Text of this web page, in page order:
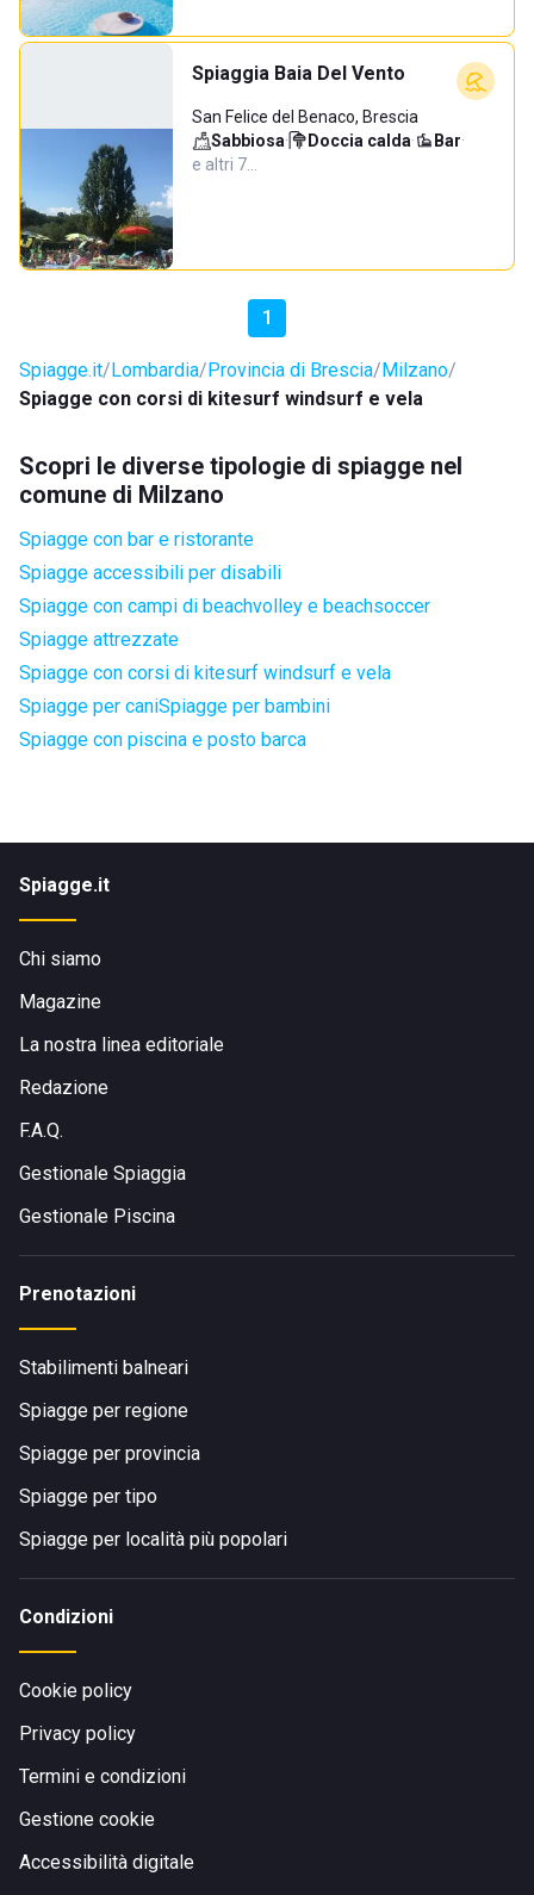
Spiaggia Baia Del Vento
San Felice del Benaco, Brescia
Sabbiosa· Doccia calda· Bar·
e altri 7…
1
Spiagge.it Lombardia Provincia di Brescia Milzano
Spiagge con corsi di kitesurf windsurf e vela
Scopri le diverse tipologie di spiagge nel
comune di Milzano
Spiagge con bar e ristorante
Spiagge accessibili per disabili
Spiagge con campi di beachvolley e beachsoccer
Spiagge attrezzate
Spiagge con corsi di kitesurf windsurf e vela
Spiagge per caniSpiagge per bambini
Spiagge con piscina e posto barca
Spiagge.it
Chi siamo
Magazine
La nostra linea editoriale
Redazione
F.A.Q.
Gestionale Spiaggia
Gestionale Piscina
Prenotazioni
Stabilimenti balneari
Spiagge per regione
Spiagge per provincia
Spiagge per tipo
Spiagge per località più popolari
Condizioni
Cookie policy
Privacy policy
Termini e condizioni
Gestione cookie
Accessibilità digitale